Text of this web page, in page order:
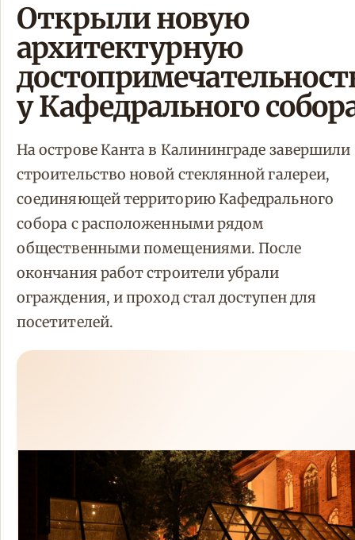
Открыли новую
архитектурную
у Кафедрального
На острове Канта в Калининграде завершили
строительство новой стеклянной галереи,
соединяющей территорию Кафедрального
собора с расположенными рядом
общественными помещениями. После
окончания работ строители убрали
ограждения, и проход стал доступен для
посетителей.